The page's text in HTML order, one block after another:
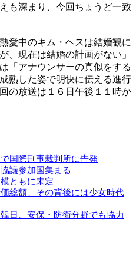
も深まり、今回ちょうど一致
愛中のキム・ヘスは結婚観に
、現在は結婚の計画がない」
「アナウンサーの真似をする
熟した姿で明快に伝える進行
の放送は１６日午後１１時か
国際刑事裁判所に告発
議参加国集まる
ともに未定
総額、その背後には少女時代
日、安保・防衛分野でも協力